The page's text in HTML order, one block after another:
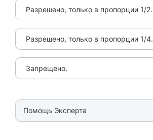
Разрешено, только в пропорции 1/2.
Разрешено, только в пропорции 1/4.
Запрещено.
Помощь Эксперта